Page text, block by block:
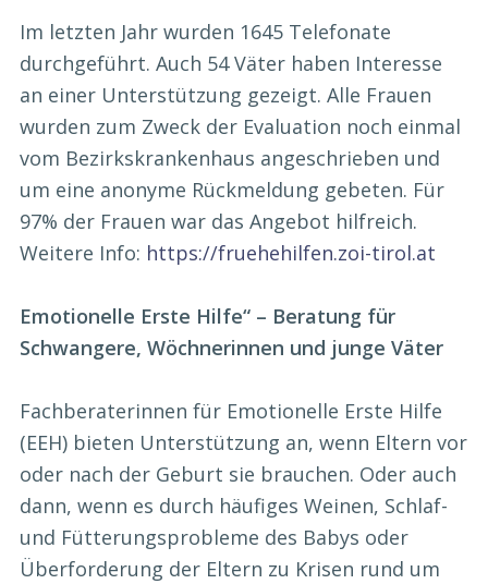
Im letzten Jahr wurden 1645 Telefonate
durchgeführt. Auch 54 Väter haben Interesse
an einer Unterstützung gezeigt. Alle Frauen
wurden zum Zweck der Evaluation noch einmal
vom Bezirkskrankenhaus angeschrieben und
um eine anonyme Rückmeldung gebeten. Für
97% der Frauen war das Angebot hilfreich.
Weitere Info: https://fruehehilfen.zoi-tirol.at
Emotionelle Erste Hilfe“ – Beratung für
Schwangere, Wöchnerinnen und junge Väter
Fachberaterinnen für Emotionelle Erste Hilfe
(EEH) bieten Unterstützung an, wenn Eltern vor
oder nach der Geburt sie brauchen. Oder auch
dann, wenn es durch häufiges Weinen, Schlaf-
und Fütterungsprobleme des Babys oder
Überforderung der Eltern zu Krisen rund um